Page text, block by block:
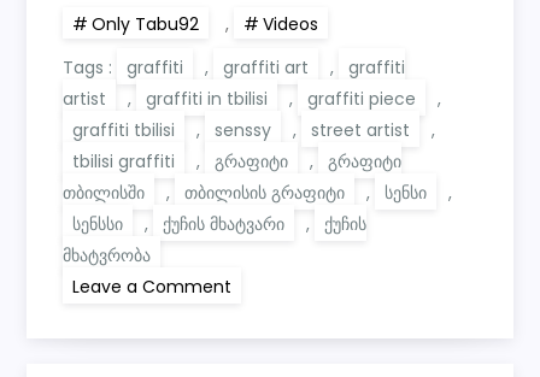
Only Tabu92 ,
Videos
Tags :
graffiti , graffiti art ,
graffiti
artist
, graffiti in tbilisi , graffiti piece
,
graffiti tbilisi
, senssy , street artist
,
tbilisi graffiti
, გრაფიტი ,
გრაფიტი
თბილისში
, თბილისის გრაფიტი , სენსი
,
სენსსი
, ქუჩის მხატვარი ,
ქუჩის
მხატვრობა
Leave a Comment
Graffiti